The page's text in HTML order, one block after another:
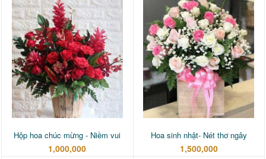
Hộp hoa chúc mừng - Niềm vui
1,000,000
Hoa sinh nhật- Nét thơ ngây
1,500,000